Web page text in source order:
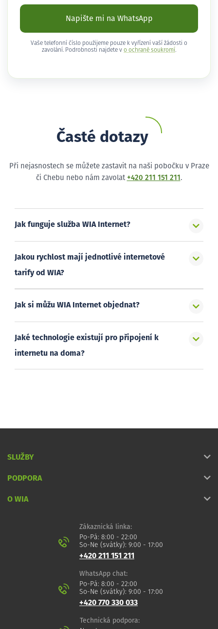
Napište mi na WhatsApp
Vaše telefonní číslo použijeme pouze k vyřízení vaší žádosti o
zavolání. Podrobnosti najdete v o ochraně soukromí .
Časté dotazy
Při nejasnostech se můžete zastavit na naši pobočku v Praze
či Chebu nebo nám zavolat +420 211 151 211 .
Jak funguje služba WIA Internet?
Jakou rychlost mají jednotlivé internetové
tarify od WIA?
Jak si můžu WIA Internet objednat?
Jaké technologie existují pro připojení k
internetu na doma?
SLUŽBY
PODPORA
O WIA
Zákaznická linka:
Po-Pá: 8:00 - 22:00
So-Ne (svátky): 9:00 - 17:00
+420 211 151 211
WhatsApp chat:
Po-Pá: 8:00 - 22:00
So-Ne (svátky): 9:00 - 17:00
+420 770 330 033
Technická podpora: